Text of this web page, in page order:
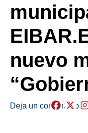
nuevo
Deja un comentario /